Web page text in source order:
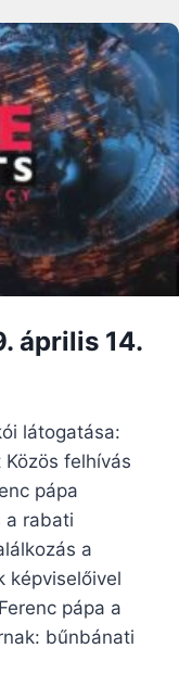
április 14.
látogatása:
felhívás
pápa
a rabati
a
képviselőivel
pápa a
bűnbánati